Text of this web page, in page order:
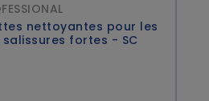
nettoyantes pour les
fortes - SC